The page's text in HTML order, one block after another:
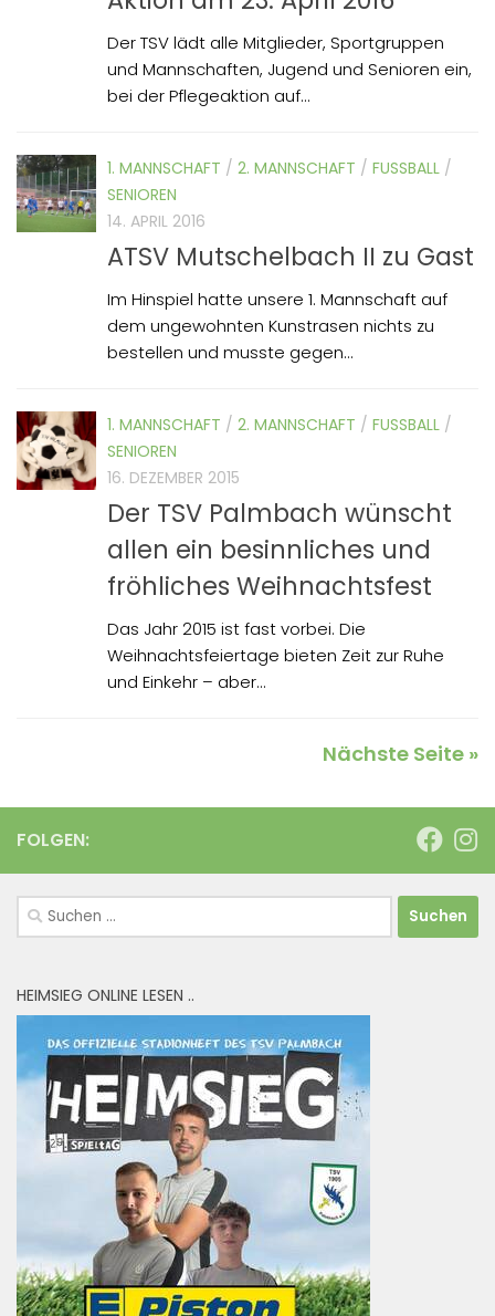
Der TSV lädt alle Mitglieder, Sportgruppen
und Mannschaften, Jugend und Senioren ein,
bei der Pflegeaktion auf...
1. MANNSCHAFT / 2. MANNSCHAFT / FUSSBALL /
SENIOREN
14. APRIL 2016
ATSV Mutschelbach II zu Gast
Im Hinspiel hatte unsere 1. Mannschaft auf
dem ungewohnten Kunstrasen nichts zu
bestellen und musste gegen...
1. MANNSCHAFT / 2. MANNSCHAFT / FUSSBALL /
SENIOREN
16. DEZEMBER 2015
Der TSV Palmbach wünscht
allen ein besinnliches und
fröhliches Weihnachtsfest
Das Jahr 2015 ist fast vorbei. Die
Weihnachtsfeiertage bieten Zeit zur Ruhe
und Einkehr – aber...
Nächste Seite »
FOLGEN:
Suchen
nach:
HEIMSIEG ONLINE LESEN ..